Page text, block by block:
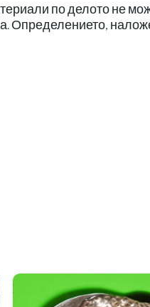
по делото не
Определението,